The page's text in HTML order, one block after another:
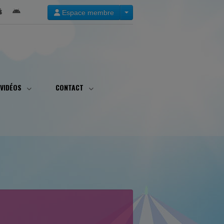
Espace membre
VIDÉOS CONTACT